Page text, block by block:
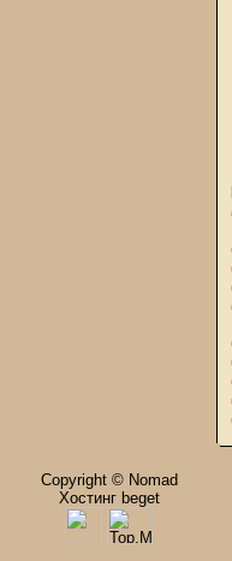
Copyright © Nomad
Хостинг beget